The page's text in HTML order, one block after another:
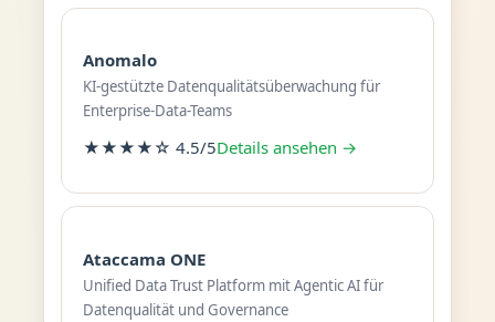
Anomalo
KI-gestützte Datenqualitätsüberwachung für
Enterprise-Data-Teams
★★★★☆ 4.5/5Details ansehen →
Ataccama ONE
Unified Data Trust Platform mit Agentic AI für
Datenqualität und Governance